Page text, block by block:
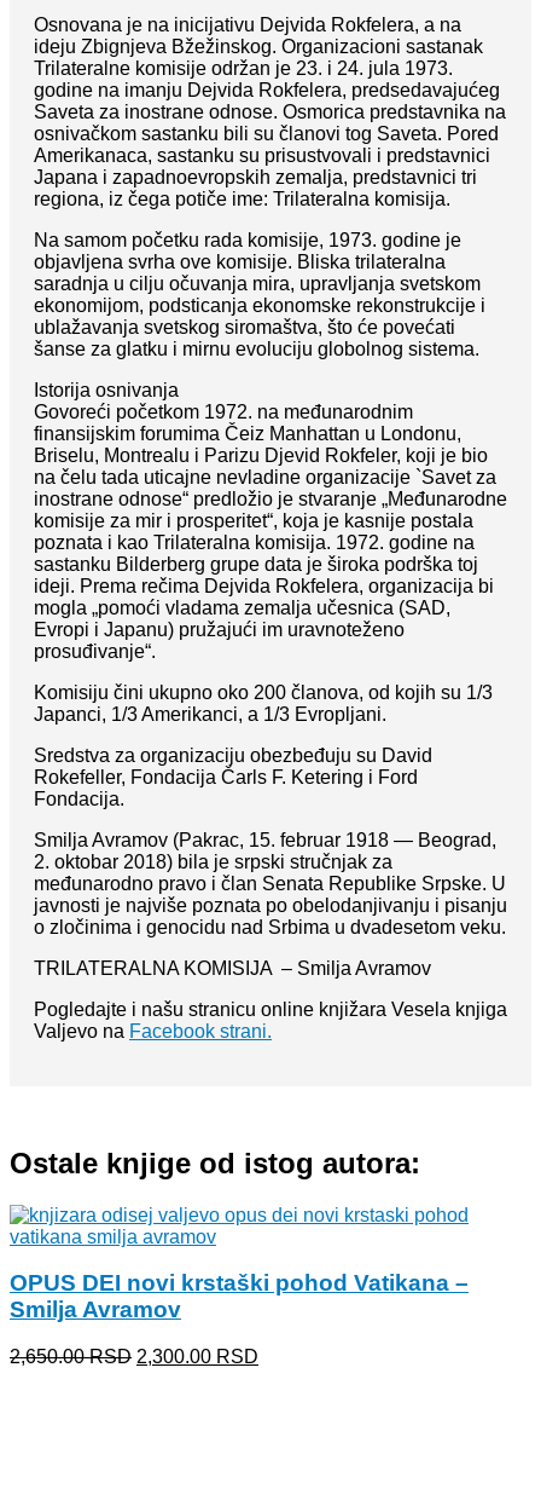
Osnovana je na inicijativu Dejvida Rokfelera, a na
ideju Zbignjeva Bžežinskog. Organizacioni sastanak
Trilateralne komisije održan je 23. i 24. jula 1973.
godine na imanju Dejvida Rokfelera, predsedavajućeg
Saveta za inostrane odnose. Osmorica predstavnika na
osnivačkom sastanku bili su članovi tog Saveta. Pored
Amerikanaca, sastanku su prisustvovali i predstavnici
Japana i zapadnoevropskih zemalja, predstavnici tri
regiona, iz čega potiče ime: Trilateralna komisija.
Na samom početku rada komisije, 1973. godine je
objavljena svrha ove komisije. Bliska trilateralna
saradnja u cilju očuvanja mira, upravljanja svetskom
ekonomijom, podsticanja ekonomske rekonstrukcije i
ublažavanja svetskog siromaštva, što će povećati
šanse za glatku i mirnu evoluciju globolnog sistema.
Istorija osnivanja
Govoreći početkom 1972. na međunarodnim
finansijskim forumima Čeiz Manhattan u Londonu,
Briselu, Montrealu i Parizu Djevid Rokfeler, koji je bio
na čelu tada uticajne nevladine organizacije `Savet za
inostrane odnose“ predložio je stvaranje „Međunarodne
komisije za mir i prosperitet“, koja je kasnije postala
poznata i kao Trilateralna komisija. 1972. godine na
sastanku Bilderberg grupe data je široka podrška toj
ideji. Prema rečima Dejvida Rokfelera, organizacija bi
mogla „pomoći vladama zemalja učesnica (SAD,
Evropi i Japanu) pružajući im uravnoteženo
prosuđivanje“.
Komisiju čini ukupno oko 200 članova, od kojih su 1/3
Japanci, 1/3 Amerikanci, a 1/3 Evropljani.
Sredstva za organizaciju obezbeđuju su David
Rokefeller, Fondacija Čarls F. Ketering i Ford
Fondacija.
Smilja Avramov (Pakrac, 15. februar 1918 — Beograd,
2. oktobar 2018) bila je srpski stručnjak za
međunarodno pravo i član Senata Republike Srpske. U
javnosti je najviše poznata po obelodanjivanju i pisanju
o zločinima i genocidu nad Srbima u dvadesetom veku.
TRILATERALNA KOMISIJA – Smilja Avramov
Pogledajte i našu stranicu online knjižara Vesela knjiga
Valjevo na Facebook strani.
Ostale knjige od istog autora:
OPUS DEI novi krstaški pohod Vatikana –
Smilja Avramov
2,650.00RSD Originalna
2,300.00 RSD